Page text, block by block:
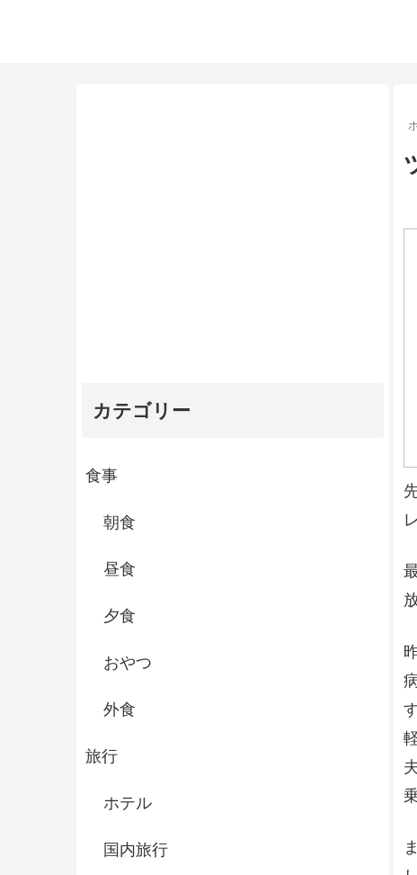
カテゴリー
食事
朝食
昼食
夕食
おやつ
外食
旅行
ホテル
国内旅行